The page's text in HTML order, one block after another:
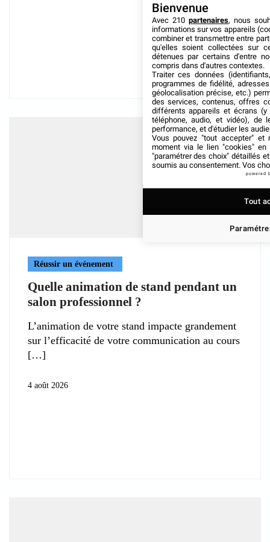
Réussir un événement
Quelle animation de stand pendant un
salon professionnel ?
L’animation de votre stand impacte grandement
sur l’efficacité de votre communication au cours
4 août 2026
Bienvenue
Avec 210 partenaires, nous
informations sur vos appareils
combiner et transmettre entre
qu'elles soient collectées sur
détenues par certains d'entre
compris dans d'autres contextes.
Traiter ces données
programmes de fidélité,
géolocalisation précise, etc.)
des services, contenus, offres
différents appareils et écrans (y
téléphone, audio, et vidéo), de
performance, et d'étudier les
Vous pouvez "tout accepter" et
moment via le lien "cookies" en
"paramétrer des choix" détaillés
soumis au consentement. Vos
powered
Tout